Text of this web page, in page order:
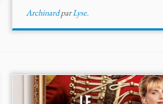
ArchinardparLyse.